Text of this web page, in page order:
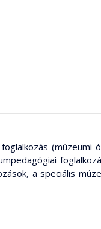
(múzeumi
a speciális